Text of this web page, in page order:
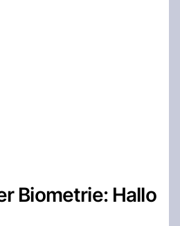
Biometrie: Hallo